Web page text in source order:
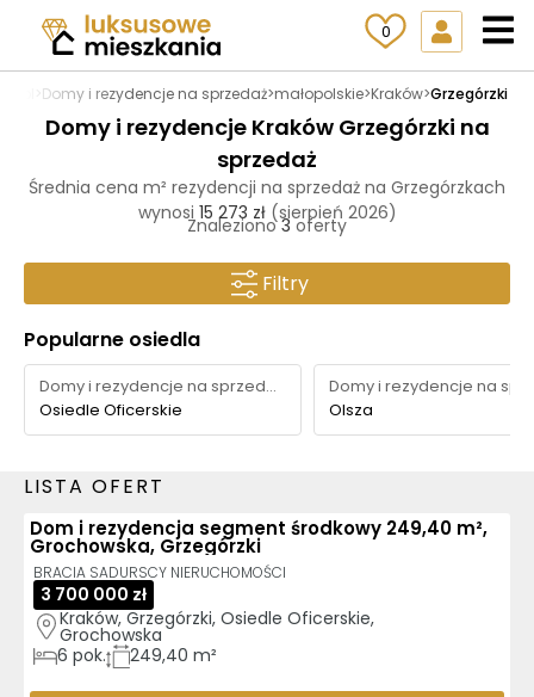
0
Domy i rezydencje na sprzedaż>małopolskie>Kraków>Grzegórzki
Domy i rezydencje Kraków Grzegórzki na
sprzedaż
Średnia cena m² rezydencji na sprzedaż na Grzegórzkach
wynosi 15 273 zł (sierpień 2026)
Znaleziono3oferty
Filtry
Popularne osiedla
Domy i rezydencje na sprzedaż
Osiedle Oficerskie
Olsza
LISTA OFERT
Dom i rezydencja segment środkowy 249,40 m²,
Grochowska, Grzegórzki
BRACIA SADURSCY NIERUCHOMOŚCI
3 700 000 zł
Kraków, Grzegórzki, Osiedle Oficerskie,
Grochowska
6 pok. 249,40 m²